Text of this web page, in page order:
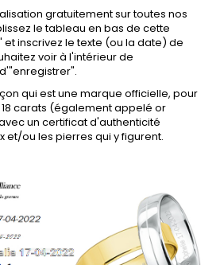
gratuitement sur toutes nos
le tableau en bas de cette
et inscrivez le texte (ou la date) de
voir à l'intérieur de
qui est une marque officielle, pour
carats (également appelé or
un certificat d'authenticité
et/ou les pierres qui y figurent.